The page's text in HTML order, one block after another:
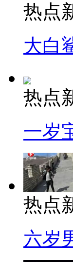
热点
大白
热点
一岁
热点
六岁